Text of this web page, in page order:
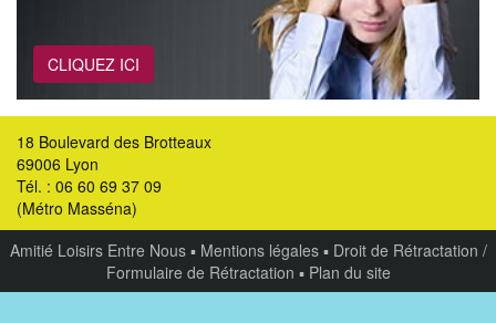
CLIQUEZ ICI
18 Boulevard des Brotteaux
69006 Lyon
Tél. : 06 60 69 37 09
(Métro Masséna)
Amitié Loisirs Entre Nous▪ Mentions légales▪ Droit de Rétractation /
Formulaire de Rétractation ▪ Plan du site